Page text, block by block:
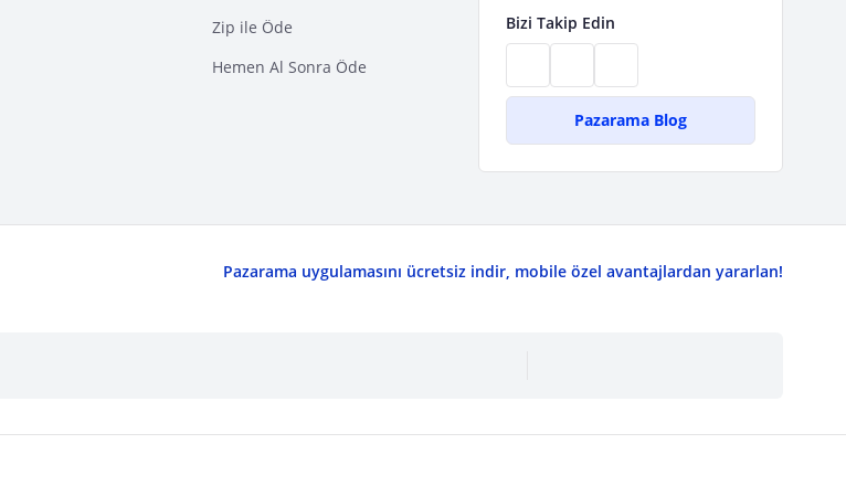
Zip ile Öde
Hemen Al Sonra Öde
Bizi Takip Edin
Pazarama Blog
Pazarama uygulamasını ücretsiz indir, mobile özel avantajlardan yararlan!